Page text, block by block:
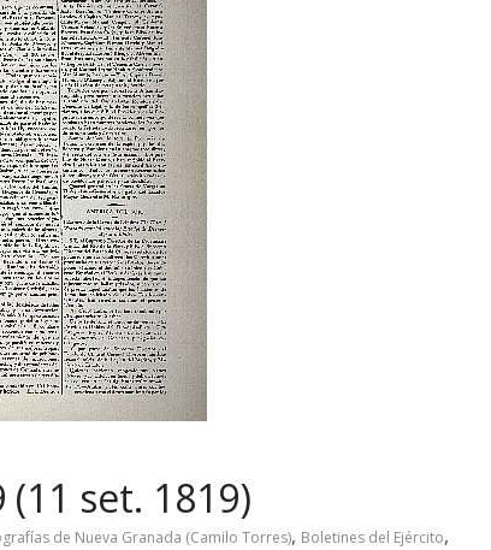
set. 1819)
de Nueva Granada (Camilo Torres), Boletines del Ejército,